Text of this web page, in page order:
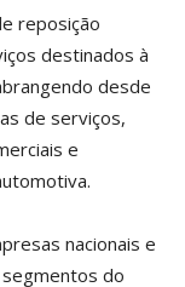
reposição
destinados à
desde
de serviços,
e
nacionais e
do